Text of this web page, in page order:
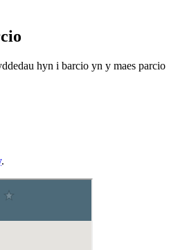
hyn i barcio yn y maes parcio
.